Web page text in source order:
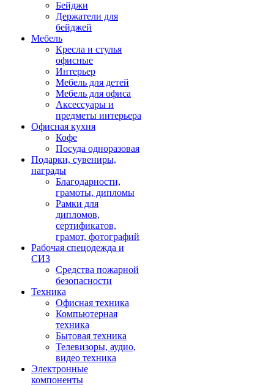
Бейджи
Держатели для
бейджей
Мебель
Кресла и стулья
офисные
Интерьер
Мебель для детей
Мебель для офиса
Аксессуары и
предметы интерьера
Офисная кухня
Кофе
Посуда одноразовая
Подарки, сувениры,
награды
Благодарности,
грамоты, дипломы
Рамки для
дипломов,
сертификатов,
грамот, фотографий
Рабочая спецодежда и
СИЗ
Средства пожарной
безопасности
Техника
Офисная техника
Компьютерная
техника
Бытовая техника
Телевизоры, аудио,
видео техника
Электронные
компоненты